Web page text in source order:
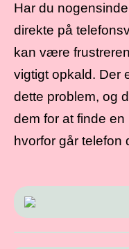
Har du
direkte på
kan være
vigtigt opkald. Der
dette problem, og
dem for at finde
hvorfor går